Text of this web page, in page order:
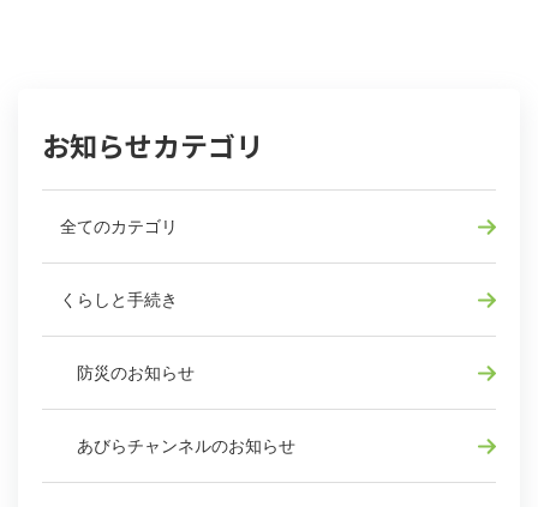
お知らせカテゴリ
全てのカテゴリ
くらしと手続き
防災のお知らせ
あびらチャンネルのお知らせ